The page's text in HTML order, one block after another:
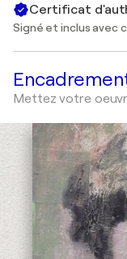
Certificat
Signé et inclus avec
Mettez votre